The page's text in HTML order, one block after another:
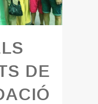
DE